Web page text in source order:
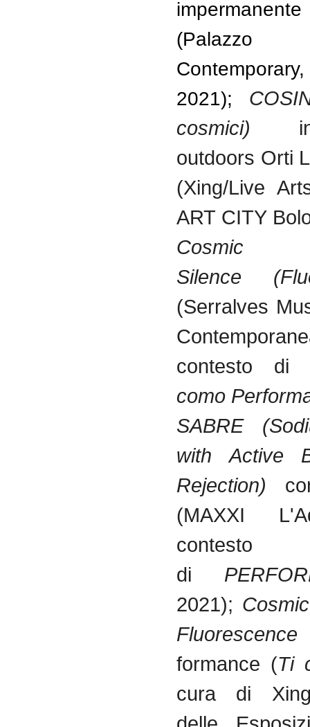
impermanente
2021);
cosmici)
outdoors Orti
(Xing/Live
ART CITY
Cosmic
Silence
(Serralves
contesto di
como
SABRE
with Active
Rejection)
(MAXXI
contesto
di
2021);
formance (Ti
cura di